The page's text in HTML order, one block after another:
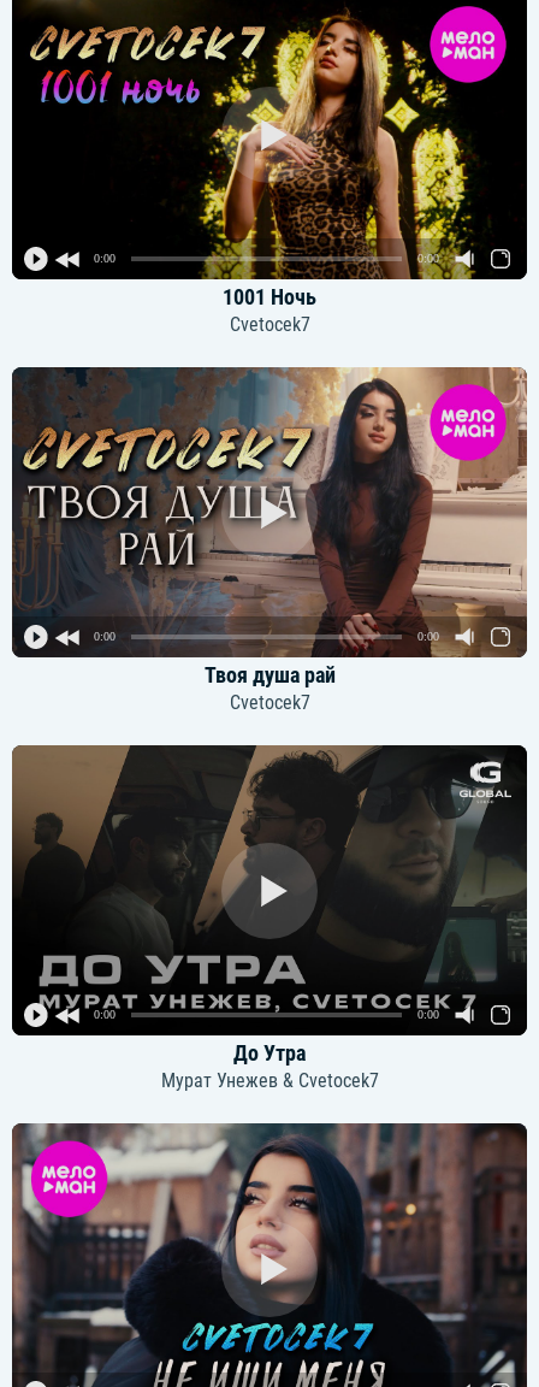
0:00 0:00
1001 Ночь
Cvetocek7
0:00 0:00
Твоя душа рай
Cvetocek7
0:00 0:00
До Утра
Мурат Унежев & Cvetocek7